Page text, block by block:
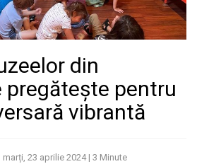
din
pregătește pentru
vibrantă
marți, 23 aprilie 2024| 3 Minute